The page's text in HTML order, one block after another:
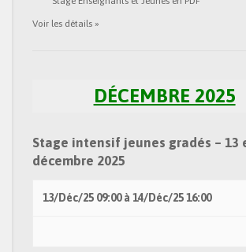
Voir les détails »
DÉCEMBRE 2025
Stage intensif jeunes gradés – 13
décembre 2025
13/Déc/25 09:00à 14/Déc/2516:00